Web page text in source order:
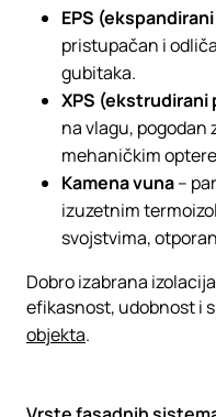
EPS
pristupačan i
gubitaka.
XPS
na vlagu, pogodan
mehaničkim
Kamena vuna–
izuzetnim
svojstvima,
Dobro izabrana
efikasnost, udobnost i
objekta.